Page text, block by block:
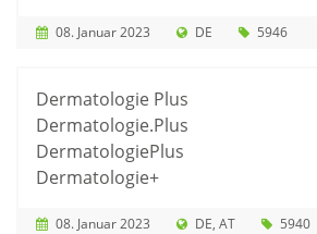
08. Januar 2023 DE 5946
Dermatologie Plus
Dermatologie.Plus
DermatologiePlus
Dermatologie+
08. Januar 2023 DE AT 5940